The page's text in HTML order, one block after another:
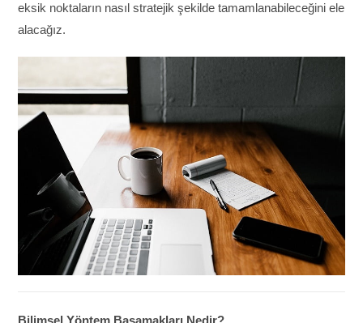
eksik noktaların nasıl stratejik şekilde tamamlanabileceğini ele
alacağız.
Bilimsel Yöntem Basamakları Nedir?